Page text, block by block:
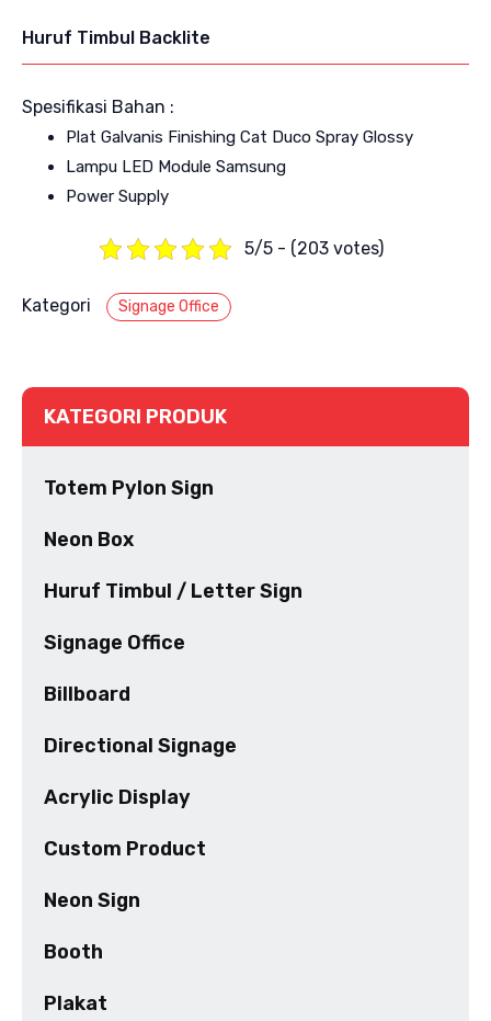
Huruf Timbul Backlite
Spesifikasi Bahan :
Plat Galvanis Finishing Cat Duco Spray Glossy
Lampu LED Module Samsung
Power Supply
5/5 - (203 votes)
Kategori Signage Office
KATEGORI PRODUK
Totem Pylon Sign
Neon Box
Huruf Timbul / Letter Sign
Signage Office
Billboard
Directional Signage
Acrylic Display
Custom Product
Neon Sign
Booth
Plakat